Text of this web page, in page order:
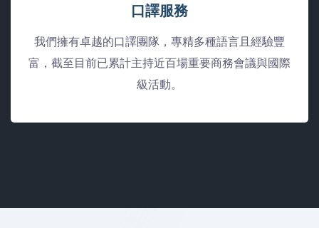
口譯服務
我們擁有卓越的口譯團隊，專精多種語言且經驗豐
富，截至目前已累計主持近百場重要商務會議與國際
級活動。